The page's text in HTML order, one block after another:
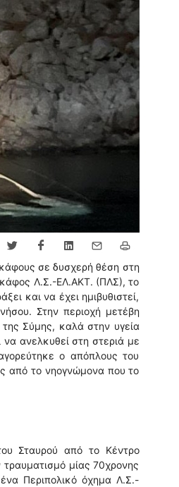
σε δυσχερή θέση στη
Λ.Σ.-ΕΛ.ΑΚΤ. (ΠΛΣ), το
και να έχει ημιβυθιστεί,
Στην περιοχή μετέβη
Σύμης, καλά στην υγεία
ανελκυθεί στη στεριά με
ο απόπλους του
από το νηογνώμονα που το
Σταυρού από το Κέντρο
μίας 70χρονης
Περιπολικό όχημα Λ.Σ.-